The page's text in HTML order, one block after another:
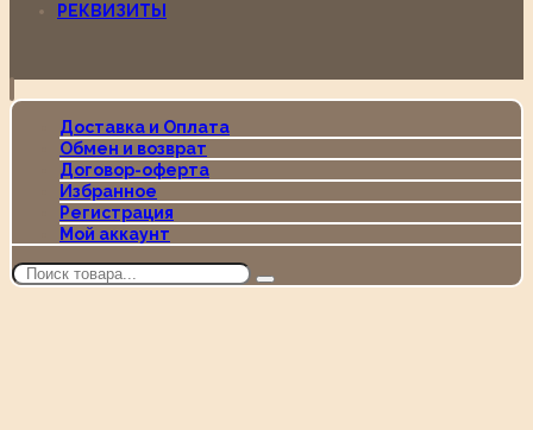
РЕКВИЗИТЫ
Доставка и Оплата
Обмен и возврат
Договор-оферта
Избранное
Регистрация
Мой аккаунт